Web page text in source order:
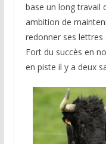
base un long travail
ambition de
redonner ses lettres
Fort du succès en
en piste il y a deux